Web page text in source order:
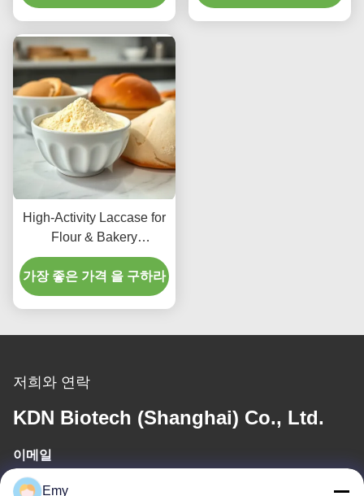
High-Activity Laccase for
Flour & Bakery
Improvement
가장 좋은 가격 을 구하라
저희와 연락
KDN Biotech (Shanghai) Co., Ltd.
이메일
panxy@vlandgroup.com
Emy